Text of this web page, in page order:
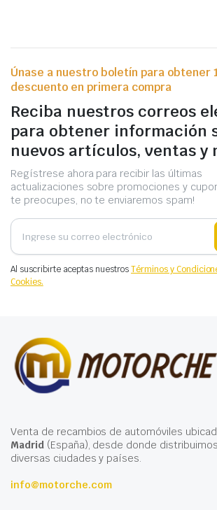
Únase a nuestro boletín para obtener
descuento en primera compra
Reciba nuestros correos
para obtener información
nuevos artículos, ventas y
Regístrese ahora para recibir las últimas
actualizaciones sobre promociones y
te preocupes, no te enviaremos spam!
Al suscribirte aceptas nuestrosTérminos y
Cookies.
Venta de recambios de automóviles
Madrid(España), desde donde
diversas ciudades y países.
info@motorche.com